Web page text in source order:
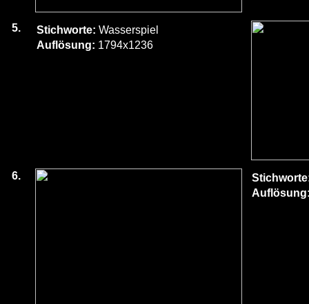
5. Stichworte:Wasserspiel
Auflösung: 1794x1236
6.